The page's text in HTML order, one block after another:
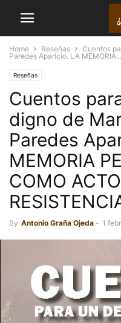
Home Reseñas
Cuentos
Paredes Aparicio. LA MEMORIA...
Reseñas
Cuentos
digno de
Paredes
MEMORIA
COMO
By Antonio Graña Ojeda - 1